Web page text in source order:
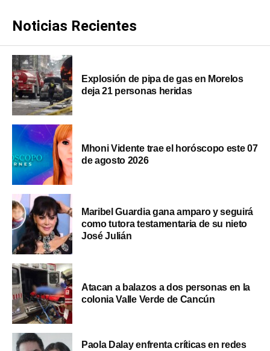
Noticias Recientes
Explosión de pipa de gas en Morelos
deja 21 personas heridas
Mhoni Vidente trae el horóscopo este 07
de agosto 2026
Maribel Guardia gana amparo y seguirá
como tutora testamentaria de su nieto
José Julián
Atacan a balazos a dos personas en la
colonia Valle Verde de Cancún
Paola Dalay enfrenta críticas en redes